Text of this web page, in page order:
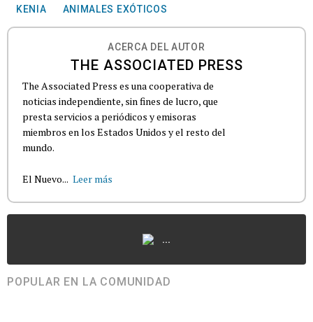
KENIA ANIMALES EXÓTICOS
ACERCA DEL AUTOR
THE ASSOCIATED PRESS
The Associated Press es una cooperativa de
noticias independiente, sin fines de lucro, que
presta servicios a periódicos y emisoras
miembros en los Estados Unidos y el resto del
mundo.
El Nuevo... Leer más
...
POPULAR EN LA COMUNIDAD